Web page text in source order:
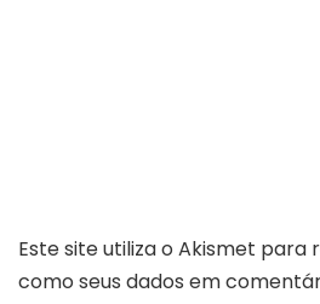
Este site utiliza o Akismet para
como seus dados em